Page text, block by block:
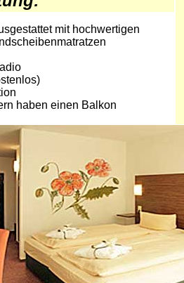
mit hochwertigen
haben einen Balkon